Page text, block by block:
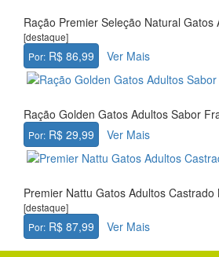
Ração Premier Seleção Natural Gatos
[destaque]
Por: R$ 86,99 Ver Mais
Ração Golden Gatos Adultos Sabor
Por: R$ 29,99 Ver Mais
Premier Nattu Gatos Adultos Castrado
[destaque]
Por: R$ 87,99 Ver Mais